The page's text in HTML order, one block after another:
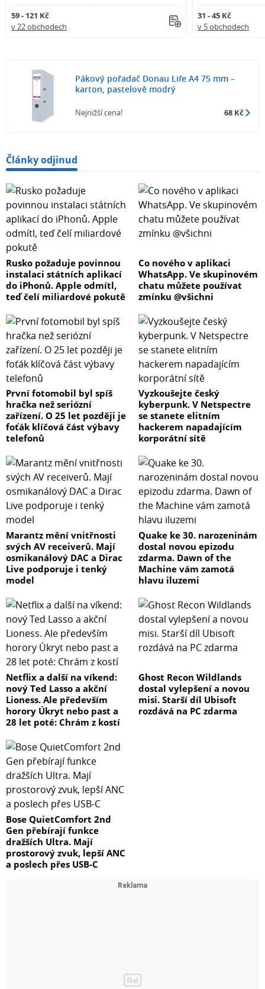
59 - 121 Kč
v 22 obchodech
31 - 45 Kč
v 5 obchodech
Pákový pořadač Donau Life A4 75 mm –
karton, pastelově modrý
Nejnižší cena! 68 Kč
Články odjinud
Rusko požaduje povinnou
instalaci státních aplikací
do iPhonů. Apple odmítl,
teď čelí miliardové pokutě
Co nového v aplikaci
WhatsApp. Ve skupinovém
chatu můžete používat
zmínku @všichni
První fotomobil byl spíš
hračka než seriózní
zařízení. O 25 let později je
foťák klíčová část výbavy
telefonů
Vyzkoušejte český
kyberpunk. V Netspectre
se stanete elitním
hackerem napadajícím
korporátní sítě
Marantz mění vnitřnosti
svých AV receiverů. Mají
osmikanálový DAC a Dirac
Live podporuje i tenký
model
Quake ke 30. narozeninám
dostal novou epizodu
zdarma. Dawn of the
Machine vám zamotá
hlavu iluzemi
Netflix a další na víkend:
nový Ted Lasso a akční
Lioness. Ale především
horory Úkryt nebo past a
28 let poté: Chrám z kostí
Ghost Recon Wildlands
dostal vylepšení a novou
misi. Starší díl Ubisoft
rozdává na PC zdarma
Bose QuietComfort 2nd
Gen přebírají funkce
dražších Ultra. Mají
prostorový zvuk, lepší ANC
a poslech přes USB-C